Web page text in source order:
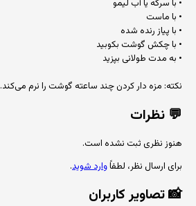
• با سرکه یا آب لیمو
• با ماست
• با پیاز رنده شده
• با چکش گوشت بکوبید
• به مدت طولانی بپزید
نکته: مزه دار کردن چند ساعته گوشت را نرم می‌کند.
💬 نظرات
هنوز نظری ثبت نشده است.
برای ارسال نظر، لطفاًوارد شوید.
📸تصاویر کاربران